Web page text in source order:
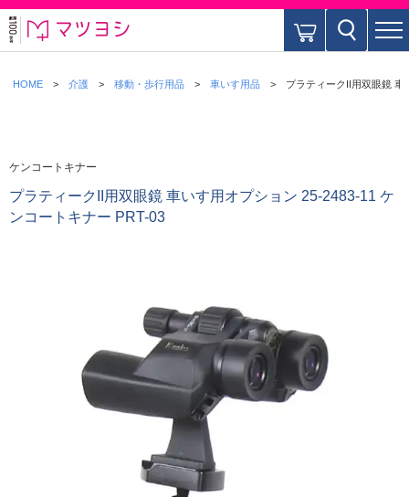
HOME 介護 移動・歩行用品 車いす用品 プラティークII用双眼鏡
ケンコートキナー
プラティークII用双眼鏡 車いす用オプション 25-2483-11 ケ
ンコートキナー PRT-03